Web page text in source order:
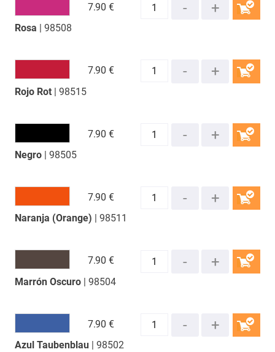
Rosa | 98508
7.90 €
Rojo Rot| 98515
7.90 €
Negro| 98505
7.90 €
Naranja (Orange) | 98511
7.90 €
Marrón Oscuro| 98504
7.90 €
Azul Taubenblau| 98502
7.90 €